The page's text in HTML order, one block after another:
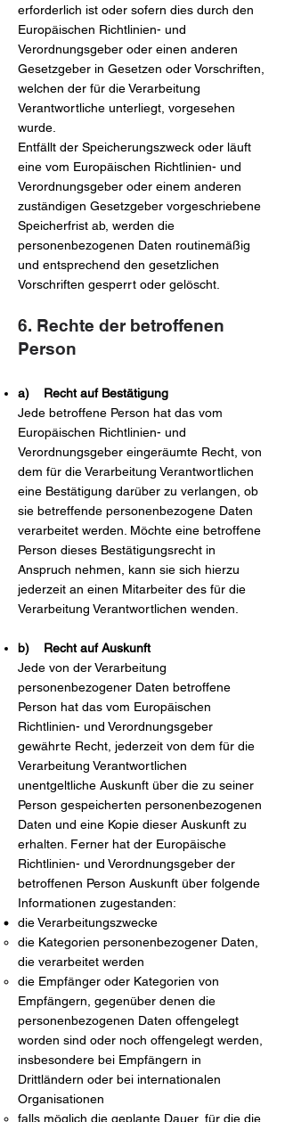
erforderlich ist oder sofern dies durch den
Europäischen Richtlinien- und
Verordnungsgeber oder einen anderen
Gesetzgeber in Gesetzen oder Vorschriften,
welchen der für die Verarbeitung
Verantwortliche unterliegt, vorgesehen
wurde.
Entfällt der Speicherungszweck oder läuft
eine vom Europäischen Richtlinien- und
Verordnungsgeber oder einem anderen
zuständigen Gesetzgeber vorgeschriebene
Speicherfrist ab, werden die
personenbezogenen Daten routinemäßig
und entsprechend den gesetzlichen
Vorschriften gesperrt oder gelöscht.
6. Rechte der betroffenen
Person
a) Recht auf Bestätigung
Jede betroffene Person hat das vom
Europäischen Richtlinien- und
Verordnungsgeber eingeräumte Recht, von
dem für die Verarbeitung Verantwortlichen
eine Bestätigung darüber zu verlangen, ob
sie betreffende personenbezogene Daten
verarbeitet werden. Möchte eine betroffene
Person dieses Bestätigungsrecht in
Anspruch nehmen, kann sie sich hierzu
jederzeit an einen Mitarbeiter des für die
Verarbeitung Verantwortlichen wenden.
b) Recht auf Auskunft
Jede von der Verarbeitung
personenbezogener Daten betroffene
Person hat das vom Europäischen
Richtlinien- und Verordnungsgeber
gewährte Recht, jederzeit von dem für die
Verarbeitung Verantwortlichen
unentgeltliche Auskunft über die zu seiner
Person gespeicherten personenbezogenen
Daten und eine Kopie dieser Auskunft zu
erhalten. Ferner hat der Europäische
Richtlinien- und Verordnungsgeber der
betroffenen Person Auskunft über folgende
Informationen zugestanden:
die Verarbeitungszwecke
die Kategorien personenbezogener Daten,
die verarbeitet werden
die Empfänger oder Kategorien von
Empfängern, gegenüber denen die
personenbezogenen Daten offengelegt
worden sind oder noch offengelegt werden,
insbesondere bei Empfängern in
Drittländern oder bei internationalen
Organisationen
falls möglich die geplante Dauer, für die die